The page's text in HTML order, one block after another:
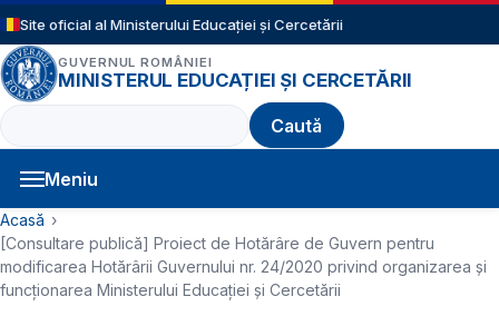
Sari la conținutul principal
Site oficial al Ministerului Educației și Cercetării
GUVERNUL ROMÂNIEI
MINISTERUL EDUCAȚIEI ȘI CERCETĂRII
Caută
Meniu
Navigație principală
Cale de navigare
Acasă
[Consultare publică] Proiect de Hotărâre de Guvern pentru
modificarea Hotărârii Guvernului nr. 24/2020 privind organizarea şi
funcționarea Ministerului Educației și Cercetării